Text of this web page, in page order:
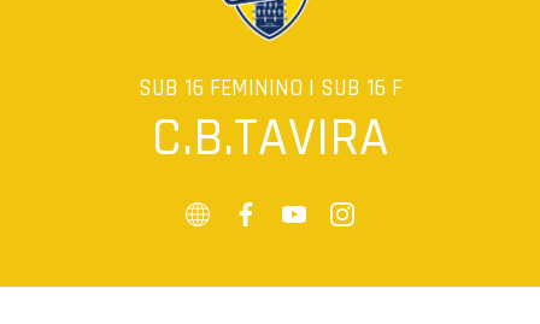
ASSOCIAÇÕES
MINIBASQUETE
SUB 16 FEMININO | SUB 16 F
C.B.TAVIRA